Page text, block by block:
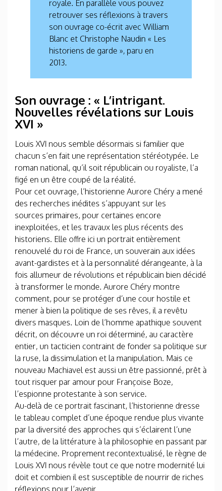
royale. En parallèle vous pouvez
retrouver ses réflexions à travers
son ouvrage co-écrit avec William
Blanc et Christophe Naudin « Les
historiens de garde », paru en
2013.
Son ouvrage : « L’intrigant.
Nouvelles révélations sur Louis
XVI »
Louis XVI nous semble désormais si familier que
chacun s’en fait une représentation stéréotypée. Le
roman national, qu’il soit républicain ou royaliste, l’a
figé en un être coupé de la réalité.
Pour cet ouvrage, l’historienne Aurore Chéry a mené
des recherches inédites s’appuyant sur les
sources primaires, pour certaines encore
inexploitées, et les travaux les plus récents des
historiens. Elle offre ici un portrait entièrement
renouvelé du roi de France, un souverain aux idées
avant-gardistes et à la personnalité dérangeante, à la
fois allumeur de révolutions et républicain bien décidé
à transformer le monde. Aurore Chéry montre
comment, pour se protéger d’une cour hostile et
mener à bien la politique de ses rêves, il a revêtu
divers masques. Loin de l’homme apathique souvent
décrit, on découvre un roi déterminé, au caractère
entier, un tacticien contraint de fonder sa politique sur
la ruse, la dissimulation et la manipulation. Mais ce
nouveau Machiavel est aussi un être passionné, prêt à
tout risquer par amour pour Françoise Boze,
l’espionne protestante à son service.
Au-delà de ce portrait fascinant, l’historienne dresse
le tableau complet d’une époque rendue plus vivante
par la diversité des approches qui s’éclairent l’une
l’autre, de la littérature à la philosophie en passant par
la médecine. Proprement recontextualisé, le règne de
Louis XVI nous révèle tout ce que notre modernité lui
doit et combien il est susceptible de nourrir de riches